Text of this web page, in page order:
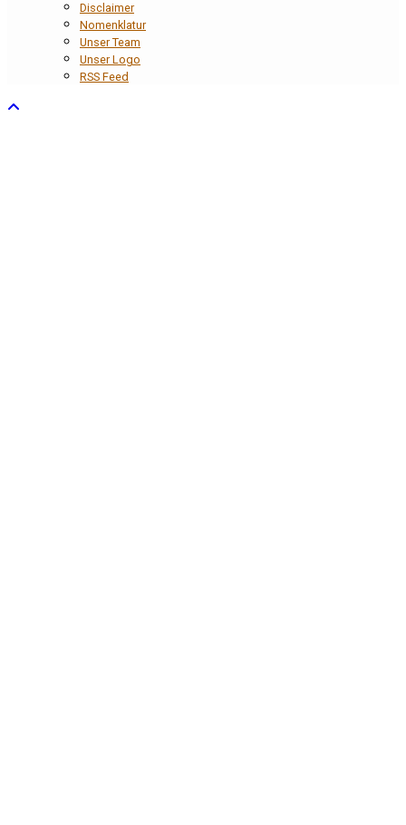
Disclaimer
Nomenklatur
Unser Team
Unser Logo
RSS Feed